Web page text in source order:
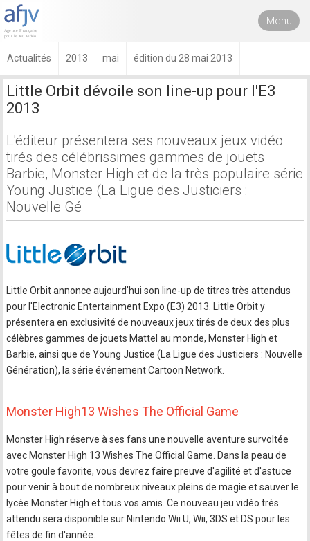
Menu
Actualités 2013 mai édition du 28 mai 2013
Little Orbit dévoile son line-up pour l'E3
2013
L'éditeur présentera ses nouveaux jeux vidéo
tirés des célébrissimes gammes de jouets
Barbie, Monster High et de la très populaire série
Young Justice (La Ligue des Justiciers :
Nouvelle Gé
Little Orbit annonce aujourd'hui son line-up de titres très attendus
pour l'Electronic Entertainment Expo (E3) 2013. Little Orbit y
présentera en exclusivité de nouveaux jeux tirés de deux des plus
célèbres gammes de jouets Mattel au monde, Monster High et
Barbie, ainsi que de Young Justice (La Ligue des Justiciers : Nouvelle
Génération), la série événement Cartoon Network.
Monster High13 Wishes The Official Game
Monster High réserve à ses fans une nouvelle aventure survoltée
avec Monster High 13 Wishes The Official Game. Dans la peau de
votre goule favorite, vous devrez faire preuve d'agilité et d'astuce
pour venir à bout de nombreux niveaux pleins de magie et sauver le
lycée Monster High et tous vos amis. Ce nouveau jeu vidéo très
attendu sera disponible sur Nintendo Wii U, Wii, 3DS et DS pour les
fêtes de fin d'année.